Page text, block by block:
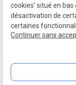
SIRET :
Politique de
cookies' situé en
désactivation de
certaines
Continuer sans